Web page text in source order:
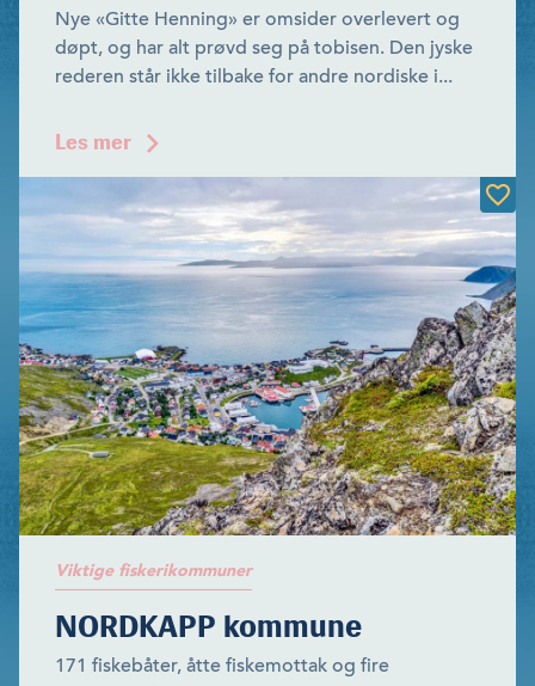
Nye «Gitte Henning» er omsider overlevert og
døpt, og har alt prøvd seg på tobisen. Den jyske
rederen står ikke tilbake for andre nordiske i...
Les mer
Viktige fiskerikommuner
NORDKAPP kommune
171 fiskebåter, åtte fiskemottak og fire